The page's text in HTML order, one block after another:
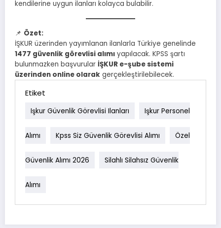
kendilerine uygun ilanları kolayca bulabilir.
📌 Özet:
İŞKUR üzerinden yayımlanan ilanlarla Türkiye genelinde
1477 güvenlik görevlisi alımı yapılacak. KPSS şartı
bulunmazken başvurular İŞKUR e-şube sistemi
üzerinden online olarak gerçekleştirilebilecek.
Etiket
Işkur Güvenlik Görevlisi Ilanları Işkur Personel
Alımı Kpss Siz Güvenlik Görevlisi Alımı Özel
Güvenlik Alımı 2026 Silahlı Silahsız Güvenlik
Alımı